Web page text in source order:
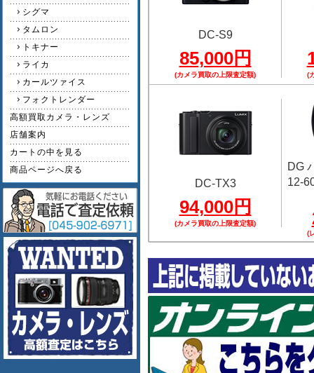
シグマ
タムロン
トキナー
ライカ
カールツァイス
フォクトレンダー
高額買取カメラ・レンズ
店舗案内
カートの中を見る
商品ページへ戻る
DC-S9
85,000円
(カメラ買取の上限査定額) (
DC-TX3
94,000円
(カメラ買取の上限査定額)
DG
12-
(